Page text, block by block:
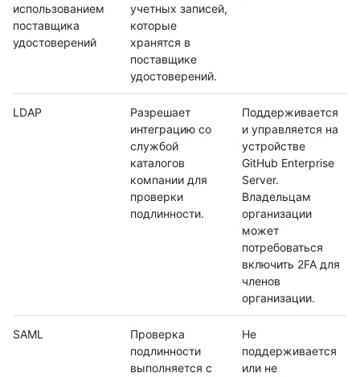
использованием
поставщика
удостоверений
учетных записей,
которые
хранятся в
поставщике
удостоверений.
LDAP
Разрешает
интеграцию со
службой
каталогов
компании для
проверки
подлинности.
Поддерживается
и управляется на
устройстве
GitHub Enterprise
Server.
Владельцам
организации
может
потребоваться
включить 2FA для
членов
организации.
SAML
Проверка
подлинности
выполняется с
Не
поддерживается
или не